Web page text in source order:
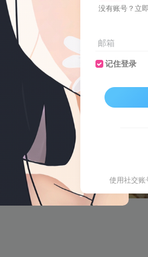
没有账号？立
邮箱
记住登录
使用社交账